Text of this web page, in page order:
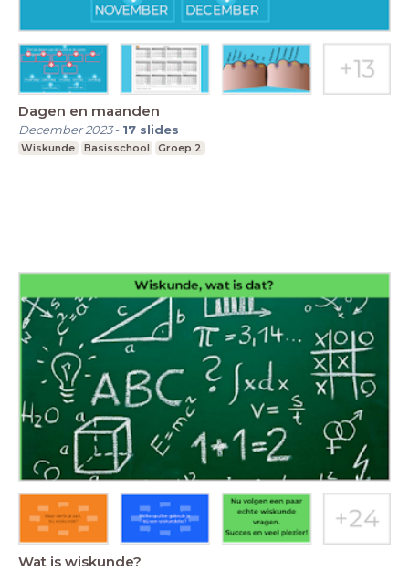
Dagen en maanden
December 2023- 17 slides
Wiskunde Basisschool Groep 2
Wat is wiskunde?